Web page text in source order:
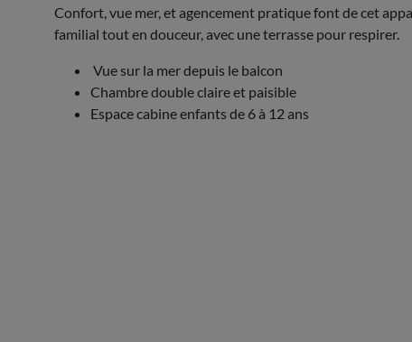
Confort, vue mer, et agencement pratique font de cet
familial tout en douceur, avec une terrasse pour respirer.
Vue sur la mer depuis le balcon
Chambre double claire et paisible
Espace cabine enfants de 6 à 12 ans